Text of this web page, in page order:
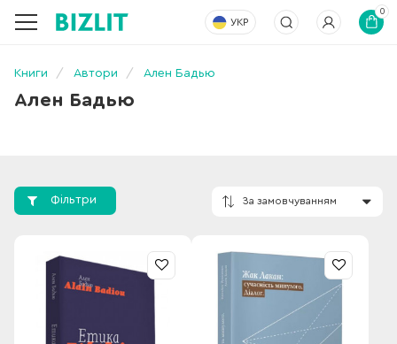
УКР
0
Книги Автори Ален Бадью
Ален Бадью
Фільтри